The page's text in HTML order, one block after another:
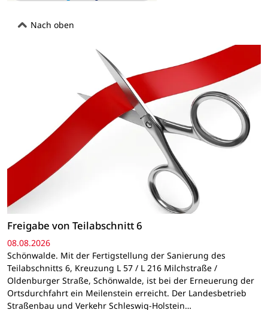
Nach oben
Freigabe von Teilabschnitt 6
08.08.2026
Schönwalde. Mit der Fertigstellung der Sanierung des
Teilabschnitts 6, Kreuzung L 57 / L 216 Milchstraße /
Oldenburger Straße, Schönwalde, ist bei der Erneuerung der
Ortsdurchfahrt ein Meilenstein erreicht. Der Landesbetrieb
Straßenbau und Verkehr Schleswig-Holstein…